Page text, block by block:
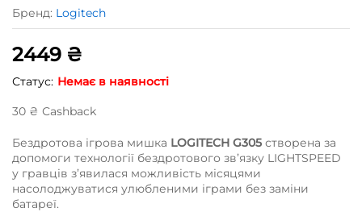
Бренд: Logitech
2449 ₴
Статус: Немає в наявності
30 ₴ Сashback
Бездротова ігрова мишка LOGITECH G305 створена за
допомоги технології бездротового зв’язку LIGHTSPEED
у гравців з’явилася можливість місяцями
насолоджуватися улюбленими іграми без заміни
батареї.